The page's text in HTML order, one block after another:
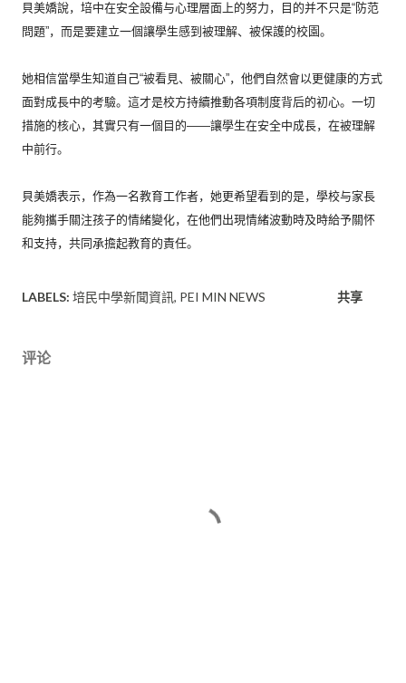
貝美嬌說，培中在安全設備与心理層面上的努力，目的并不只是“防范
問題”，而是要建立一個讓學生感到被理解、被保護的校園。
她相信當學生知道自己“被看見、被關心”， 他們自然會以更健康的方式
面對成長中的考驗。 這才是校方持續推動各項制度背后的初心。一切
措施的核心， 其實只有一個目的——讓學生在安全中成長，在被理解
中前行。
貝美嬌表示，作為一名教育工作者，她更希望看到的是， 學校与家長
能夠攜手關注孩子的情緒變化， 在他們出現情緒波動時及時給予關怀
和支持， 共同承擔起教育的責任。
LABELS: 培民中學新聞資訊 PEI MIN NEWS 共享
评论